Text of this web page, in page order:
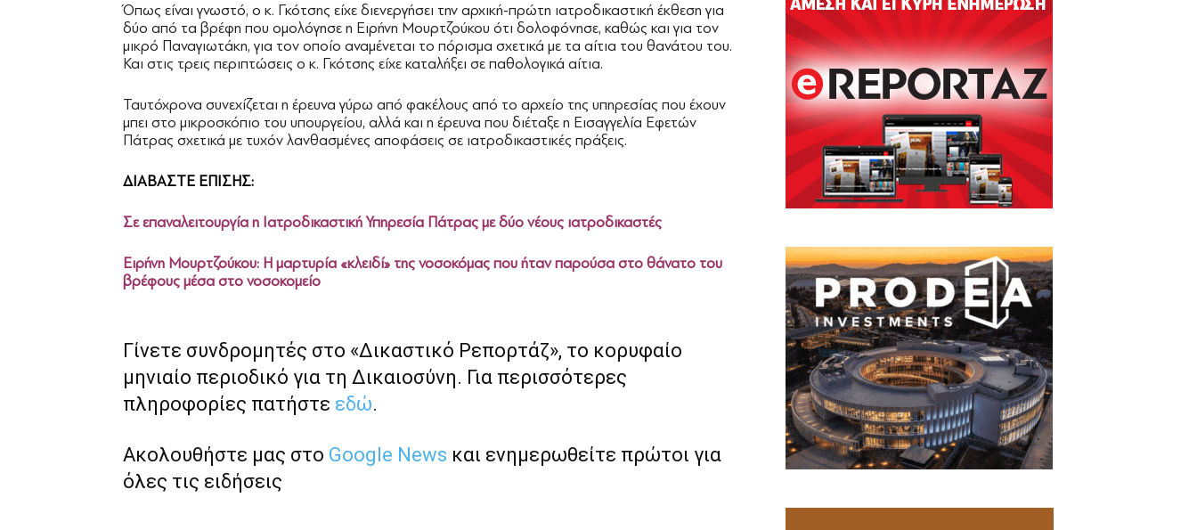
Όπως είναι γνωστό, ο κ. Γκότσης είχε διενεργήσει την αρχική-πρώτη ιατροδικαστική έκθεση για
δύο από τα βρέφη που ομολόγησε η Ειρήνη Μουρτζούκου ότι δολοφόνησε, καθώς και για τον
μικρό Παναγιωτάκη, για τον οποίο αναμένεται το πόρισμα σχετικά με τα αίτια του θανάτου του.
Και στις τρεις περιπτώσεις ο κ. Γκότσης είχε καταλήξει σε παθολογικά αίτια.
Ταυτόχρονα συνεχίζεται η έρευνα γύρω από φακέλους από το αρχείο της υπηρεσίας που έχουν
μπει στο μικροσκόπιο του υπουργείου, αλλά και η έρευνα που διέταξε η Εισαγγελία Εφετών
Πάτρας σχετικά με τυχόν λανθασμένες αποφάσεις σε ιατροδικαστικές πράξεις.
ΔΙΑΒΑΣΤΕ ΕΠΙΣΗΣ:
Σε επαναλειτουργία η Ιατροδικαστική Υπηρεσία Πάτρας με δύο νέους ιατροδικαστές
Ειρήνη Μουρτζούκου: Η μαρτυρία «κλειδί» της νοσοκόμας που ήταν παρούσα στο θάνατο του
βρέφους μέσα στο νοσοκομείο
Γίνετε συνδρομητές στο «Δικαστικό Ρεπορτάζ», το κορυφαίο
μηνιαίο περιοδικό για τη Δικαιοσύνη. Για περισσότερες
πληροφορίες πατήστε εδώ.
Ακολουθήστε μας στο Google News και ενημερωθείτε πρώτοι για
όλες τις ειδήσεις